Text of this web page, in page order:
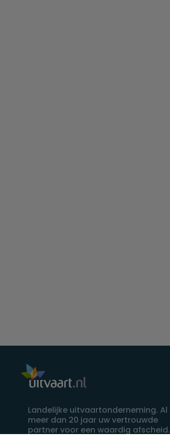
Landelijke uitvaartonderneming. Al
meer dan 20 jaar uw vertrouwde
partner voor een waardig afscheid.